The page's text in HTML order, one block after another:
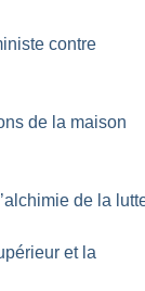
contre
de la maison
de la
et la